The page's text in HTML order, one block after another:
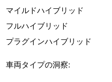
マイルドハイブリッド
フルハイブリッド
プラグインハイブリッド
車両タイプの洞察: